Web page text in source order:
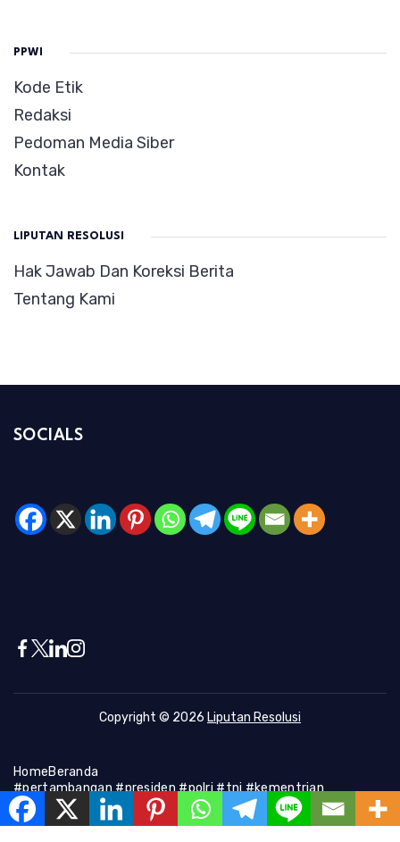
PPWI
Kode Etik
Redaksi
Pedoman Media Siber
Kontak
LIPUTAN RESOLUSI
Hak Jawab Dan Koreksi Berita
Tentang Kami
SOCIALS
Copyright © 2026 Liputan Resolusi
HomeBeranda
#pertambangan #presiden #polri #tni #kementrian
#presiden #Kapolri #indonesia